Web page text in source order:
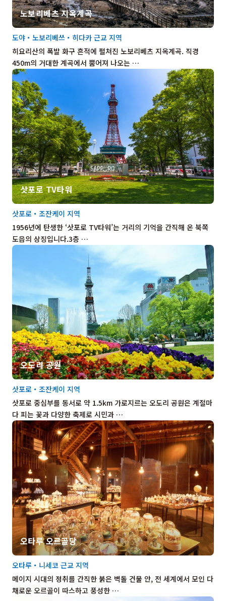
노보리베츠 지옥계곡
히요리산의 폭발 화구 흔적에 펼쳐진 노보리베츠 지옥계곡. 직경
450m의 거대한 계곡에서 뿜어져 나오는 …
도야・노보리베쓰・히다카 근교 지역
삿포로 TV타워
1956년에 탄생한 ‘삿포로 TV타워’는 거리의 기억을 간직해 온 북쪽
도읍의 상징입니다.3층 …
삿포로・조잔케이 지역
오도리 공원
삿포로 중심부를 동서로 약 1.5km 가로지르는 오도리 공원은 계절마
다 피는 꽃과 다양한 축제로 시민과 …
삿포로・조잔케이 지역
오타루 오르골당
메이지 시대의 정취를 간직한 붉은 벽돌 건물 안, 전 세계에서 모인 다
채로운 오르골이 따스하고 풍성한 …
오타루・니세코 근교 지역